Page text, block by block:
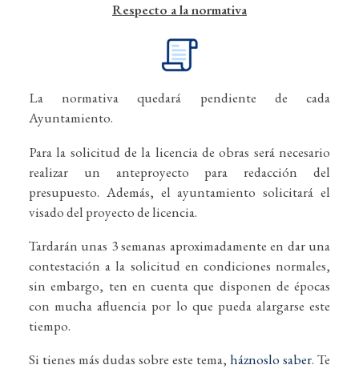
Respecto a la normativa
La normativa quedará pendiente de cada
Ayuntamiento.
Para la solicitud de la licencia de obras será necesario
realizar un anteproyecto para redacción del
presupuesto. Además, el ayuntamiento solicitará el
visado del proyecto de licencia.
Tardarán unas 3 semanas aproximadamente en dar una
contestación a la solicitud en condiciones normales,
sin embargo, ten en cuenta que disponen de épocas
con mucha afluencia por lo que pueda alargarse este
tiempo.
Si tienes más dudas sobre este tema, háznoslo saber. Te